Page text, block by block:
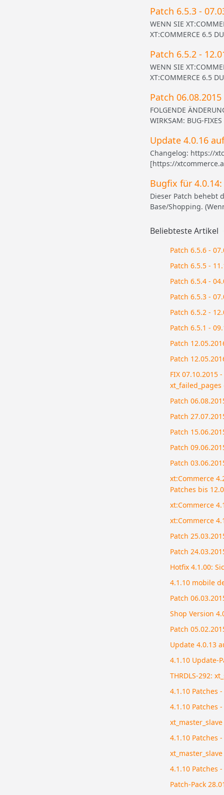
Patch 6.5.3 -
WENN SIE
XT:COMMERCE 6.5
Patch 6.5.2 -
WENN SIE
XT:COMMERCE 6.5
Patch
FOLGENDE
WIRKSAM: BUG-
Update 4.0.16
Changelog: https://
[https://
Bugfix für
Dieser Patch behebt
Base/Shopping.
Beliebteste Artikel
Patch 6.5.6 -
Patch 6.5.5 -
Patch 6.5.4 -
Patch 6.5.3 -
Patch 6.5.2 -
Patch 6.5.1 -
Patch
Patch
FIX 07.10.2015
Patch
Patch
Patch
Patch
Patch
xt:Commerce
Patches bis
xt:Commerce
xt:Commerce
Patch
Patch
Hotfix 4.1.00:
4.1.10 mobile
Patch
Shop Version
Patch
Update 4.0.13
4.1.10 Update-
THRDLS-292:
4.1.10 Patches
4.1.10 Patches
4.1.10 Patches
4.1.10 Patches
Patch-Pack